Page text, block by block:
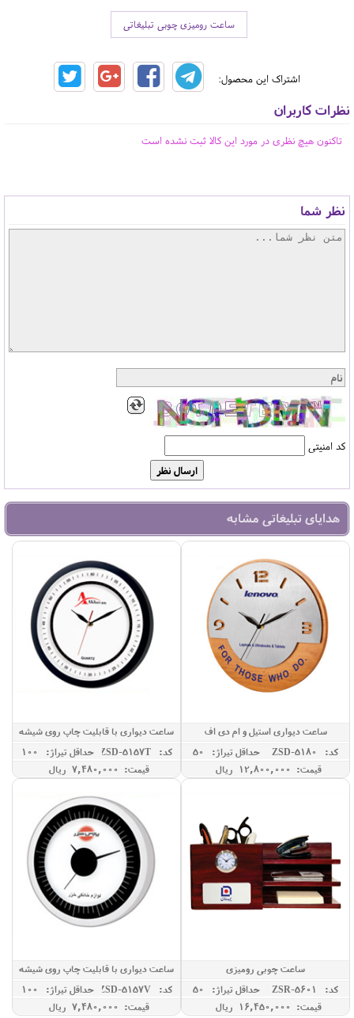
ساعت رومیزی چوبی تبلیغاتی
اشتراک این محصول:
نظرات کاربران
تاکنون هیچ نظری در مورد این کالا ثبت نشده است
نظر شما
کد امنیتی
هدایای تبلیغاتی مشابه
ساعت دیواری استیل و ام دی اف
کد: ZSD-5180
حداقل تيراژ: 50
قیمت: 12,800,000 ريال
ساعت دیواری با قابلیت چاپ روی شیشه
کد: ZSD-5157T
حداقل تيراژ: 100
قیمت: 7,480,000 ريال
ساعت چوبی رومیزی
کد: ZSR-5601
حداقل تيراژ: 50
قیمت: 16,450,000 ريال
ساعت دیواری با قابلیت چاپ روی شیشه
کد: ZSD-5157V
حداقل تيراژ: 100
قیمت: 7,480,000 ريال